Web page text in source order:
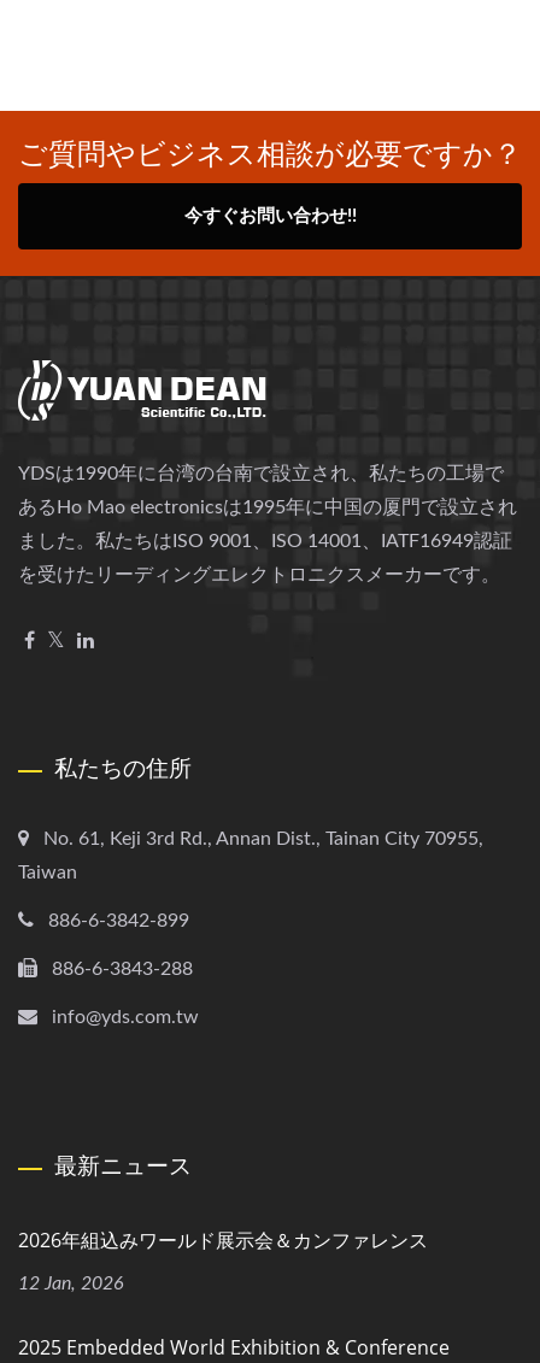
ご質問やビジネス相談が必要ですか？
今すぐお問い合わせ!!
YDSは1990年に台湾の台南で設立され、私たちの工場で
あるHo Mao electronicsは1995年に中国の厦門で設立され
ました。私たちはISO 9001、ISO 14001、IATF16949認証
を受けたリーディングエレクトロニクスメーカーです。
私たちの住所
No. 61, Keji 3rd Rd., Annan Dist., Tainan City 70955,
Taiwan
886-6-3842-899
886-6-3843-288
info@yds.com.tw
最新ニュース
2026年組込みワールド展示会＆カンファレンス
12 Jan, 2026
2025 Embedded World Exhibition & Conference